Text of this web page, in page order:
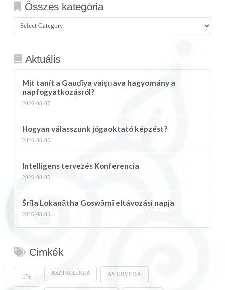
Összes kategória
Összes
kategória
Aktuális
Mit tanít a Gauḍīya vaiṣṇava hagyomány a
napfogyatkozásról?
2026-08-07
Hogyan válasszunk jógaoktató képzést?
2026-08-05
Intelligens tervezés Konferencia
2026-08-05
Śrīla Lokanātha Goswāmī eltávozási napja
2026-08-03
Cimkék
1% ASZTROLÓGIA AYURVEDA